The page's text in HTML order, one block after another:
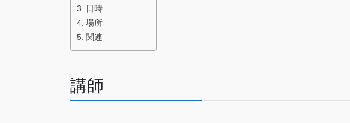
日時
場所
関連
講師